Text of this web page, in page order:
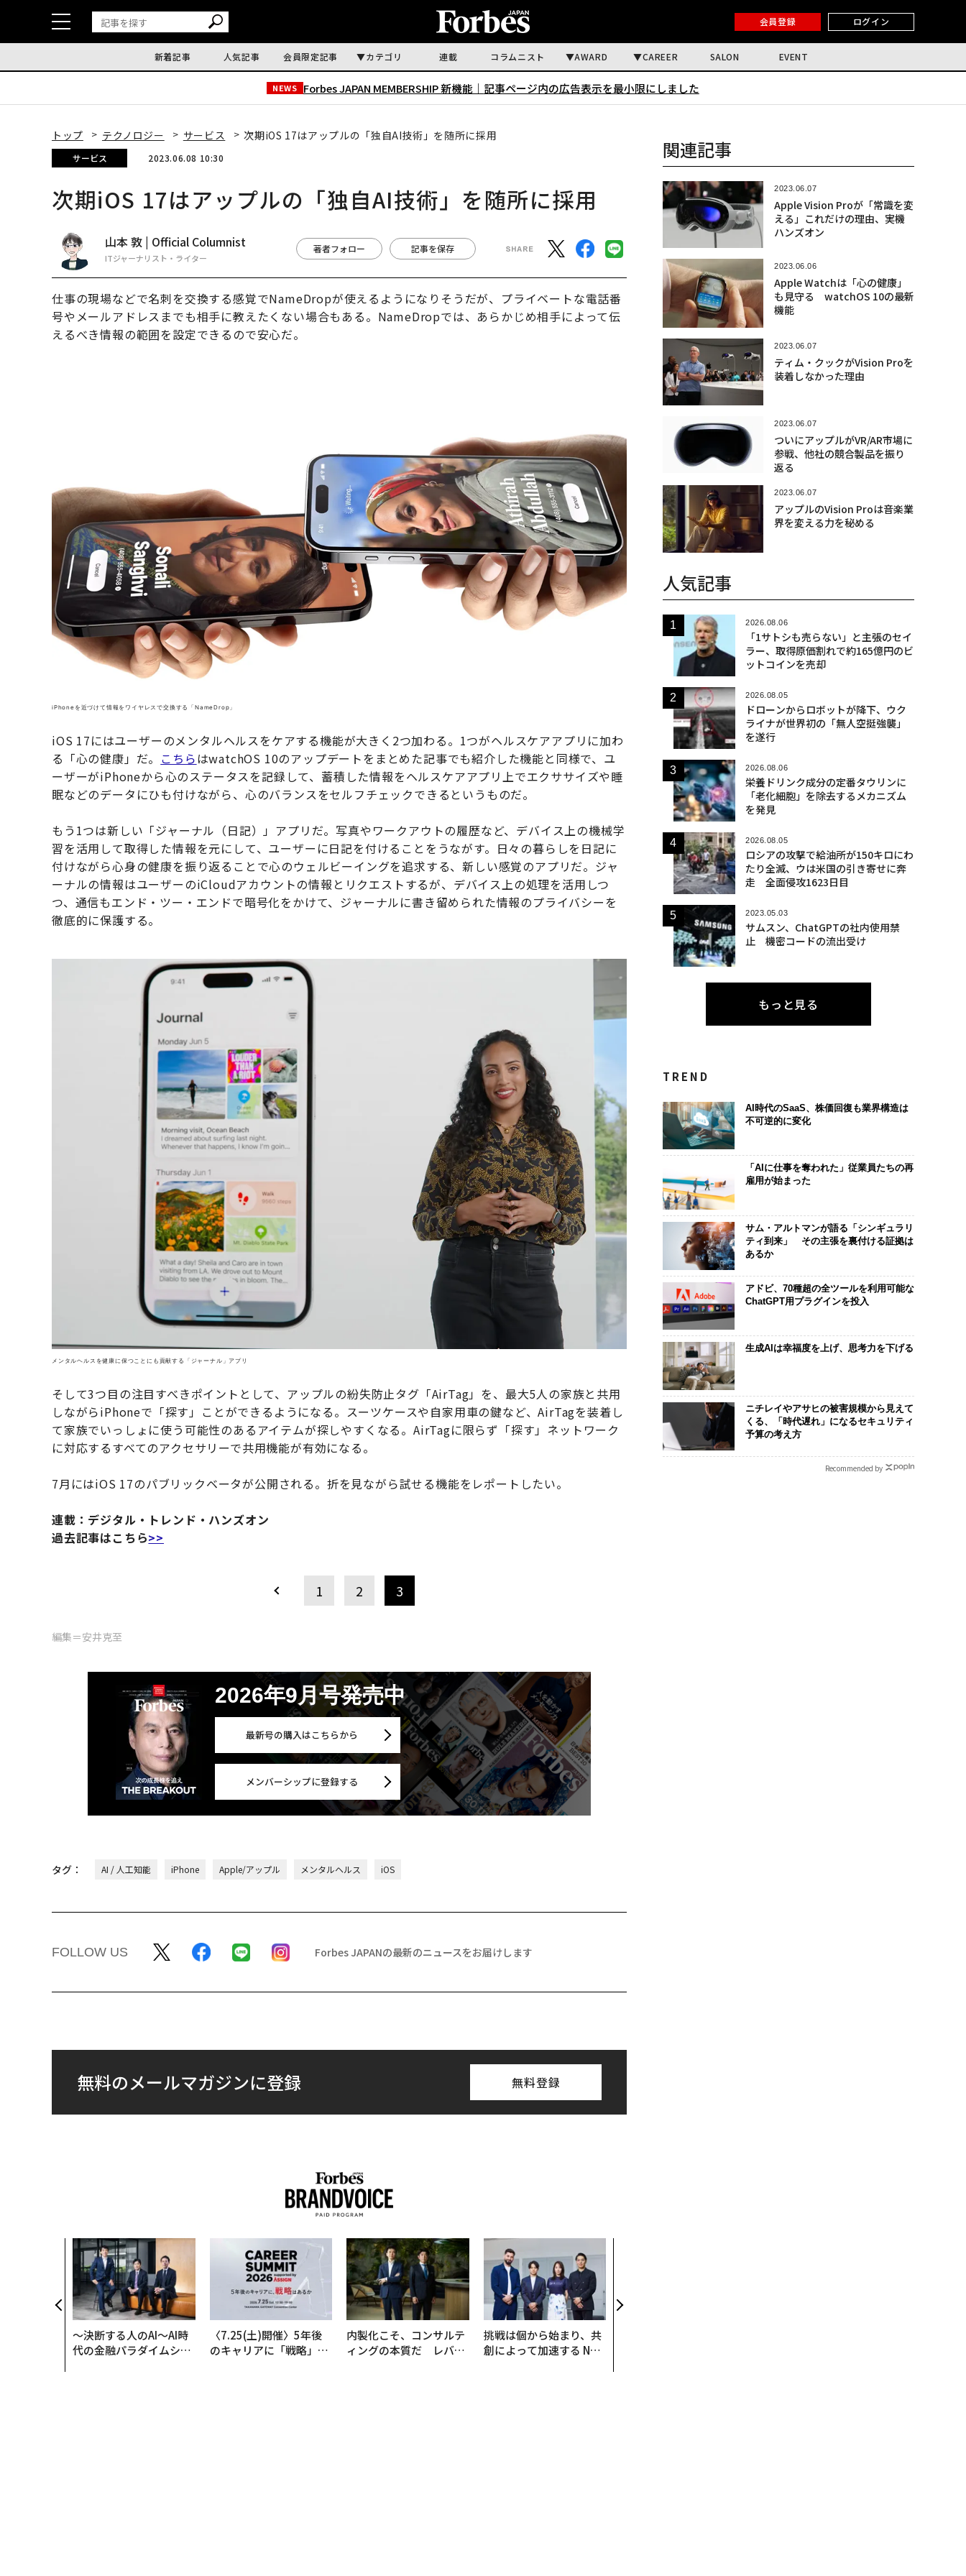
会員登録 ログイン
新着記事 人気記事 会員限定記事 カテゴリ 連載 コラムニスト AWARD CAREER SALON EVENT
NEWS Forbes JAPAN MEMBERSHIP 新機能｜ 記事ページ内の広告表示を最小限にしました
トップ テクノロジー サービス 次期iOS 17はアップルの「独自AI技術」を随所に採用
サービス 2023.06.08 10:30
次期iOS 17はアップルの「独自AI技術」を随所に採用
山本 敦 | Official Columnist
ITジャーナリスト・ライター
著者フォロー 記事を保存
仕事の現場などで名刺を交換する感覚でNameDropが使えるようになりそうだが、プライベートな電話番
号やメールアドレスまでも相手に教えたくない場合もある。NameDropでは、あらかじめ相手によって伝
えるべき情報の範囲を設定できるので安心だ。
iPhoneを近づけて情報をワイヤレスで交換する「NameDrop」
iOS 17にはユーザーのメンタルヘルスをケアする機能が大きく2つ加わる。1つがヘルスケアアプリに加わ
る「心の健康」だ。 こちらはwatchOS 10のアップデートをまとめた記事でも紹介した機能と同様で、ユ
ーザーがiPhoneから心のステータスを記録して、蓄積した情報をヘルスケアアプリ上でエクササイズや睡
眠などのデータにひも付けながら、心のバランスをセルフチェックできるというものだ。
もう1つは新しい「ジャーナル（日記）」アプリだ。写真やワークアウトの履歴など、デバイス上の機械学
習を活用して取得した情報を元にして、ユーザーに日記を付けることをうながす。日々の暮らしを日記に
付けながら心身の健康を振り返ることで心のウェルビーイングを追求する、新しい感覚のアプリだ。ジャ
ーナルの情報はユーザーのiCloudアカウントの情報とリクエストするが、デバイス上の処理を活用しつ
つ、通信もエンド・ツー・エンドで暗号化をかけて、ジャーナルに書き留められた情報のプライバシーを
徹底的に保護する。
メンタルヘルスを健康に保つことにも貢献する「ジャーナル」アプリ
そして3つ目の注目すべきポイントとして、アップルの紛失防止タグ「AirTag」を、最大5人の家族と共用
しながらiPhoneで「探す」ことができるようになる。スーツケースや自家用車の鍵など、AirTagを装着し
て家族でいっしょに使う可能性のあるアイテムが探しやすくなる。AirTagに限らず「探す」ネットワーク
に対応するすべてのアクセサリーで共用機能が有効になる。
7月にはiOS 17のパブリックベータが公開される。折を見ながら試せる機能をレポートしたい。
連載：デジタル・トレンド・ハンズオン
過去記事はこちら>>
1 2 3
編集＝安井克至
2026年9月号発売中
最新号の購入はこちらから
メンバーシップに登録する
タグ： AI / 人工知能 iPhone Apple/アップル メンタルヘルス iOS
FOLLOW US Forbes JAPANの最新のニュースをお届けします
無料のメールマガジンに登録 無料登録
〜決断する人のAI〜AI時
代の金融パラダイムシフ
〈7.25(土)開催〉5年後
のキャリアに「戦略」は
内製化こそ、コンサルテ
ィングの本質だ レバレ
挑戦は個から始まり、共
創によって加速する NOR
る、AIを超える人の価値
関連記事
2023.06.07
Apple Vision Proが「常識を変
える」これだけの理由、実機
ハンズオン
2023.06.06
Apple Watchは「心の健康」
も見守る watchOS 10の最新
機能
2023.06.07
ティム・クックがVision Proを
装着しなかった理由
2023.06.07
ついにアップルがVR/AR市場に
参戦、他社の競合製品を振り
返る
2023.06.07
アップルのVision Proは音楽業
界を変える力を秘める
人気記事
2026.08.06
「1サトシも売らない」と主張のセイ
ラー、取得原価割れで約165億円のビ
ットコインを売却
2026.08.05
ドローンからロボットが降下、ウク
ライナが世界初の「無人空挺強襲」
を遂行
2026.08.06
栄養ドリンク成分の定番タウリンに
「老化細胞」を除去するメカニズム
を発見
2026.08.05
ロシアの攻撃で給油所が150キロにわ
たり全滅、ウは米国の引き寄せに奔
走 全面侵攻1623日目
2023.05.03
サムスン、ChatGPTの社内使用禁
止 機密コードの流出受け
もっと見る
TREND
AI時代のSaaS、株価回復も業界構造は
不可逆的に変化
「AIに仕事を奪われた」従業員たちの再
雇用が始まった
サム・アルトマンが語る「シンギュラリ
ティ到来」 その主張を裏付ける証拠は
あるか
アドビ、70種超の全ツールを利用可能な
ChatGPT用プラグインを投入
生成AIは幸福度を上げ、思考力を下げる
ニチレイやアサヒの被害規模から見えて
くる、「時代遅れ」になるセキュリティ
予算の考え方
Recommended by